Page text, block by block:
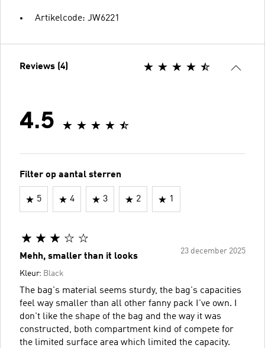
Artikelcode: JW6221
Reviews (4)
4.5
Filter op aantal sterren
5 4 3 2 1
23 december 2025
Mehh, smaller than it looks
Kleur: Black
The bag's material seems sturdy, the bag's capacities
feel way smaller than all other fanny pack I've own. I
don't like the shape of the bag and the way it was
constructed, both compartment kind of compete for
the limited surface area which limited the capacity.